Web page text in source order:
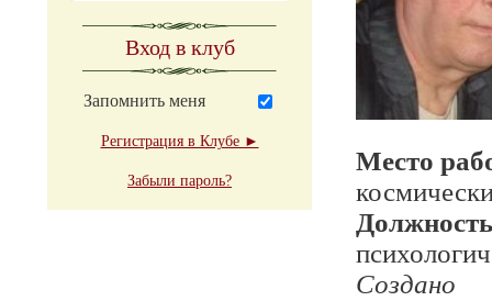
Вход в клуб
Запомнить меня
Регистрация в Клубе ►
Забыли пароль?
Место
Создано